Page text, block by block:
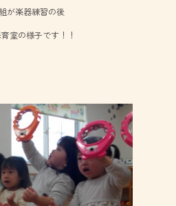
が楽器練習の後
室の様子です！！